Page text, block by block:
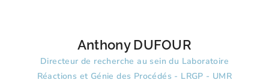
Anthony DUFOUR
Directeur de recherche au sein du Laboratoire
Réactions et Génie des Procédés - LRGP - UMR